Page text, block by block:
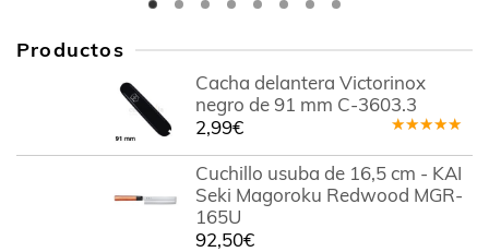
Productos
Cacha delantera Victorinox
negro de 91 mm C-3603.3
en5.00de
5
2,99€
Cuchillo usuba de 16,5 cm - KAI
Seki Magoroku Redwood MGR-
165U
92,50€